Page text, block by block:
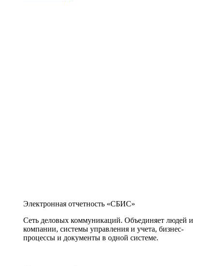
Электронная отчетность «СБИС»
Сеть деловых коммуникаций. Объединяет людей и
компании, системы управления и учета, бизнес-
процессы и документы в одной системе.